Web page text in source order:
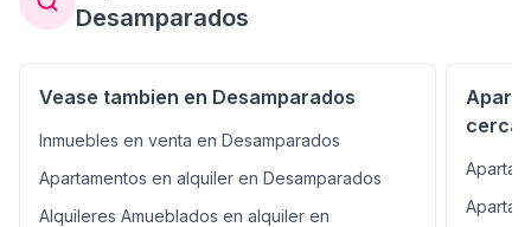
Desamparados
Vease tambien en Desamparados
Inmuebles en venta en Desamparados
Apartamentos en alquiler en Desamparados
Alquileres Amueblados en alquiler en